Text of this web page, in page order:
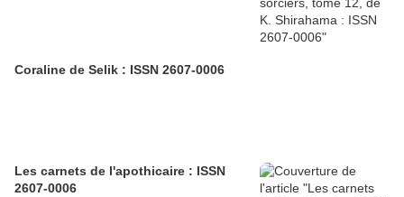
Coraline de Selik : ISSN 2607-0006
Les carnets de l'apothicaire : ISSN
2607-0006